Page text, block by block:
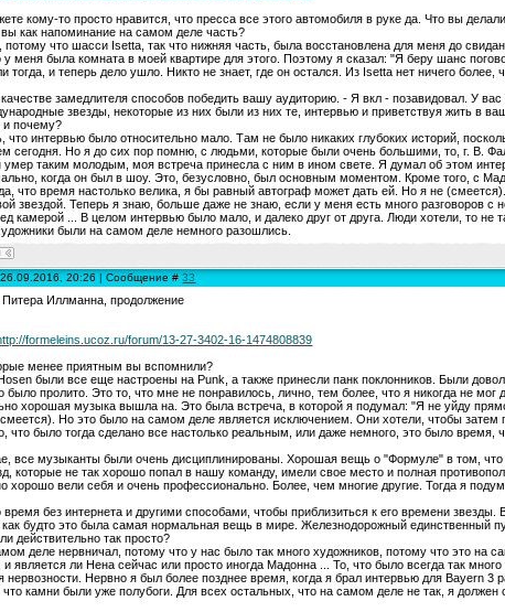
кому-то просто нравится, что пресса все этого автомобиля в руке да. Что вы
как напоминание на самом деле часть?
что шасси Isetta, так что нижняя часть, была восстановлена ​​для меня до
у меня была комната в моей квартире для этого. Поэтому я сказал: "Я беру шанс
тогда, и теперь дело ушло. Никто не знает, где он остался. Из Isetta нет ничего
замедлителя способов победить вашу аудиторию. - Я вкл - позавидовал. У
звезды, некоторые из них были из них те, интервью и приветствуя жить в
и почему?
что интервью было относительно мало. Там не было никаких глубоких историй,
сегодня. Но я до сих пор помню, с людьми, которые были очень большими, то, г. В.
умер таким молодым, моя встреча принесла с ним в ином свете. Я думал об этом
когда он был в шоу. Это, безусловно, был основным моментом. Кроме того, с
что время настолько велика, я бы равный автограф может дать ей. Но я не
звездой. Теперь я знаю, больше даже не знаю, если у меня есть много разговоров с
камерой ... В целом интервью было мало, и далеко друг от друга. Люди хотели, то не
были на самом деле немного разошлись.
26.09.2016, 20:26 | Сообщение #33
Иллманна, продолжение
formeleins.ucoz.ru/forum/13-27-3402-16-1474808839
менее приятным вы вспомнили?
были все еще настроены на Punk, а также принесли панк поклонников. Были
было пролито. Это то, что мне не понравилось, лично, тем более, что я никогда не мог
хорошая музыка вышла на. Это была встреча, в которой я подумал: "Я не уйду
Но это было на самом деле является исключением. Они хотели, чтобы затем
что было тогда сделано все настолько реальным, или даже немного, это было время,
все музыканты были очень дисциплинированы. Хорошая вещь о "Формуле" в том,
которые не так хорошо попал в нашу команду, имели свое место и полная
хорошо вели себя и очень профессионально. Более, чем многие другие. Тогда я
время без интернета и другими способами, чтобы приблизиться к его времени звезды.
будто это была самая нормальная вещь в мире. Железнодорожный единственный
действительно так просто?
деле нервничал, потому что у нас было так много художников, потому что это на
и является ли Нена сейчас или просто иногда Мадонна ... То, что было всегда так
нервозности. Нервно я был более позднее время, когда я брал интервью для Bayern 3
камни были уже полубоги. Для всех остальных, что на самом деле не так, я должен